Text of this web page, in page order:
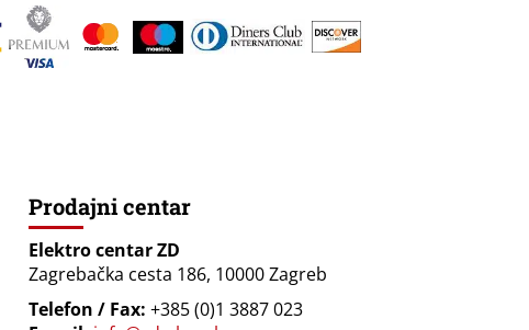
Prodajni centar
Elektro centar ZD
Zagrebačka cesta 186, 10000 Zagreb
Telefon / Fax: +385 (0)1 3887 023